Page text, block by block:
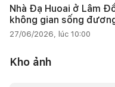
Nhà Đạ Huoai ở Lâm
không gian sống
27/06/2026, lúc 10:00
Kho ảnh